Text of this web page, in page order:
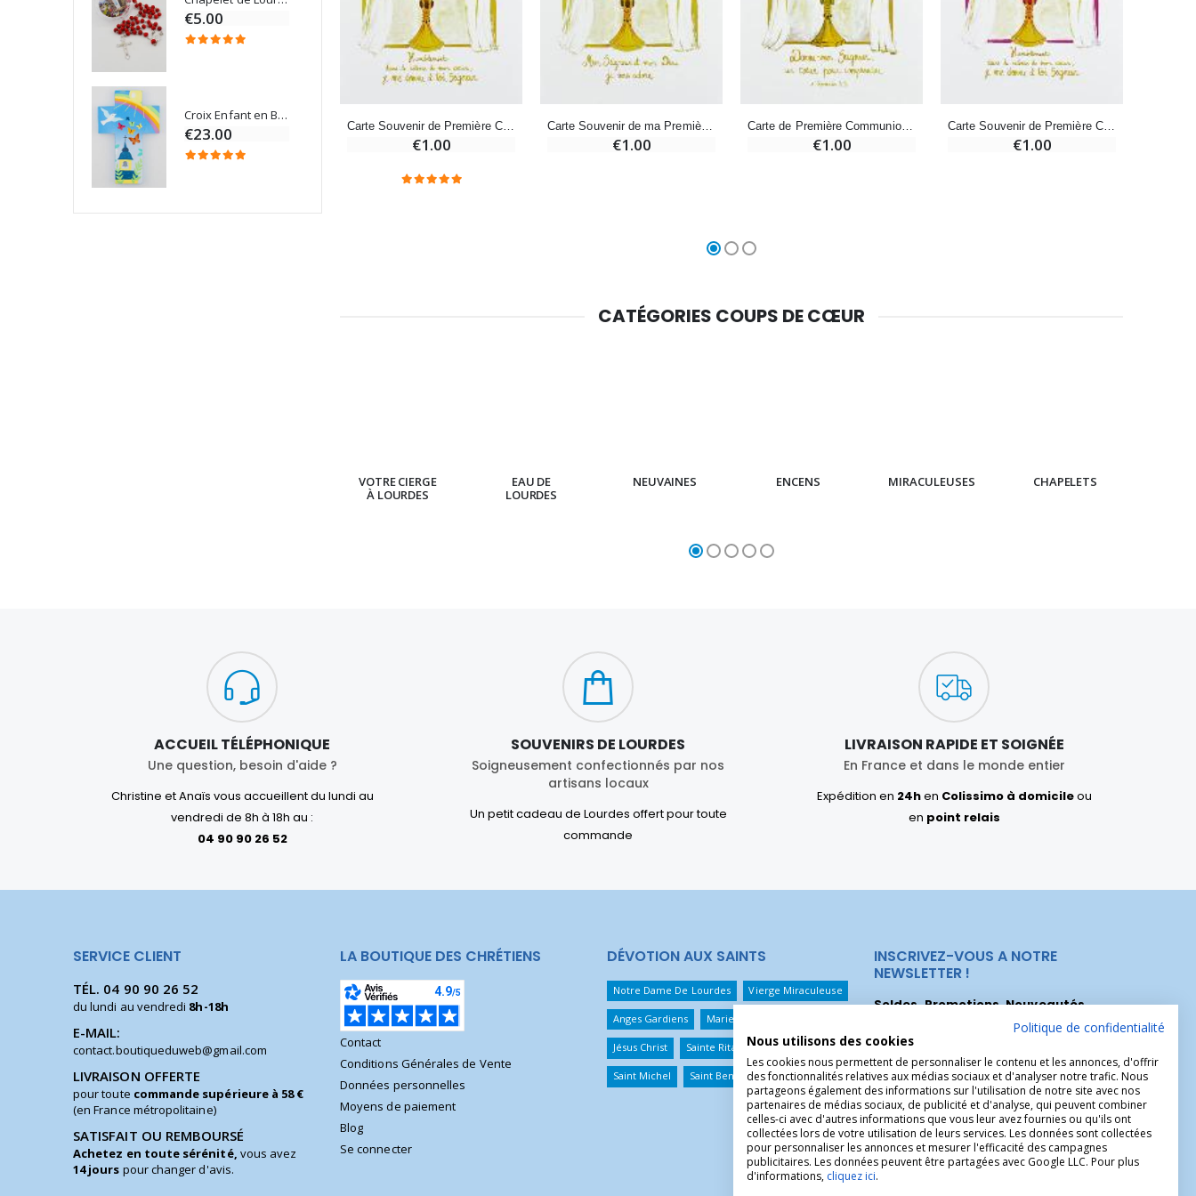
€5.00
Croix Enfant en Bois Eglise Papillons et Arc-en-ciel 15 cm
€23.00
€9.90
€4.90
€5.00
€23.00
€9.90
€4.90
Carte Souvenir de Première Communion - Or
€1.00
Carte Souvenir de ma Première Communion - Or
€1.00
Carte de Première Communion - Souvenir - Or
€1.00
Carte Souvenir de Première Communion - Rose
€1.00
CATÉGORIES COUPS DE CŒUR
VOTRE CIERGE
À LOURDES
EAU DE
LOURDES
NEUVAINES ENCENS MIRACULEUSES CHAPELETS
ACCUEIL TÉLÉPHONIQUE
Une question, besoin d'aide ?
Christine et Anaïs vous accueillent du lundi au
vendredi de 8h à 18h au :
04 90 90 26 52
SOUVENIRS DE LOURDES
Soigneusement confectionnés par nos
artisans locaux
Un petit cadeau de Lourdes offert pour toute
commande
LIVRAISON RAPIDE ET SOIGNÉE
En France et dans le monde entier
Expédition en 24hen Colissimo à domicileou
en point relais
SERVICE CLIENT
TÉL. 04 90 90 26 52
du lundi au vendredi 8h-18h
E-MAIL:
contact.boutiqueduweb@gmail.com
LIVRAISON OFFERTE
pour toute commande supérieure à 58 €
(en France métropolitaine)
SATISFAIT OU REMBOURSÉ
Achetez en toute sérénité, vous avez
14 jours pour changer d'avis.
LA BOUTIQUE DES CHRÉTIENS
Contact
Conditions Générales de Vente
Données personnelles
Moyens de paiement
Blog
Se connecter
DÉVOTION AUX SAINTS
Notre Dame De Lourdes Vierge Miraculeuse
Anges Gardiens Marie Qui Défait Les Noeuds
Jésus Christ Sainte Rita Sainte Thérèse
Saint Michel Saint Benoît Saint Christophe
INSCRIVEZ-VOUS A NOTRE
NEWSLETTER !
Soldes, Promotions, Nouveautés...
Inscrivez-vous maintenant pour recevoir
nos meilleures offres.
Politique de confidentialité
Nous utilisons des cookies
Les cookies nous permettent de personnaliser le contenu et les annonces, d'offrir
des fonctionnalités relatives aux médias sociaux et d'analyser notre trafic. Nous
partageons également des informations sur l'utilisation de notre site avec nos
partenaires de médias sociaux, de publicité et d'analyse, qui peuvent combiner
celles-ci avec d'autres informations que vous leur avez fournies ou qu'ils ont
collectées lors de votre utilisation de leurs services. Les données sont collectées
pour personnaliser les annonces et mesurer l'efficacité des campagnes
publicitaires. Les données peuvent être partagées avec Google LLC. Pour plus
d'informations, cliquez ici.